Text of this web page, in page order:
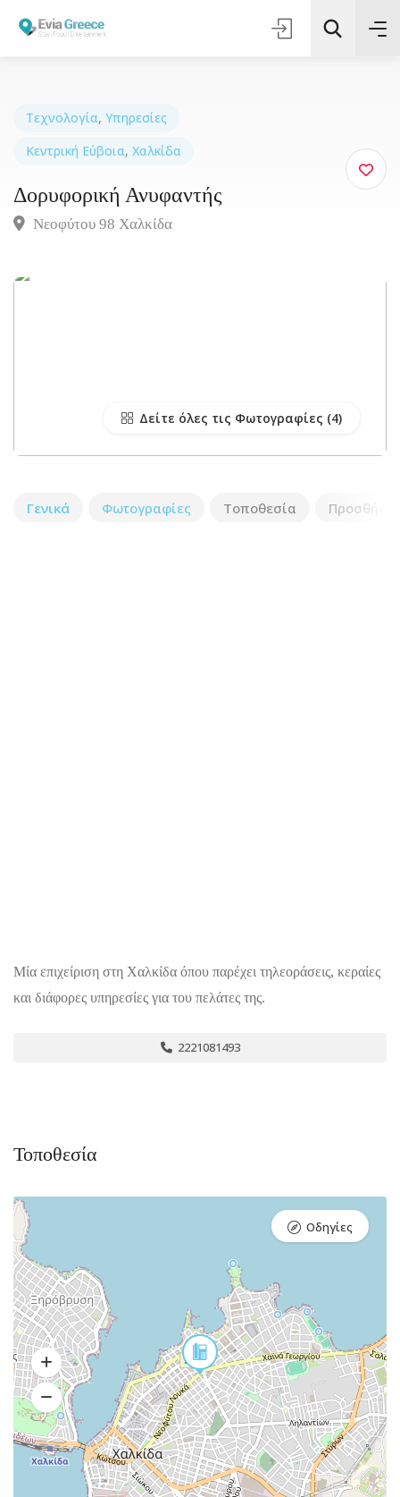
Τοποθεσία
Όλες οι Κατηγορίες
Τεχνολογία, Υπηρεσίες
Κεντρική Εύβοια, Χαλκίδα
Δορυφορική Ανυφαντής
Νεοφύτου 98 Χαλκίδα
Δείτε όλες τις Φωτογραφίες
Γενικά Φωτογραφίες Τοποθεσία Προσθήκη
Μία επιχείριση στη Χαλκίδα όπου παρέχει τηλεοράσεις, κεραίες
και διάφορες υπηρεσίες για του πελάτες της.
2221081493
Τοποθεσία
Οδηγίες